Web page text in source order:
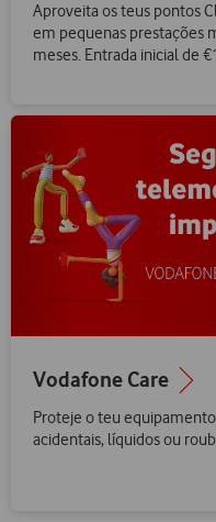
Aproveita os teus pontos
em pequenas prestações
meses. Entrada inicial de
Vodafone Care
Proteje o teu
acidentais, líquidos ou